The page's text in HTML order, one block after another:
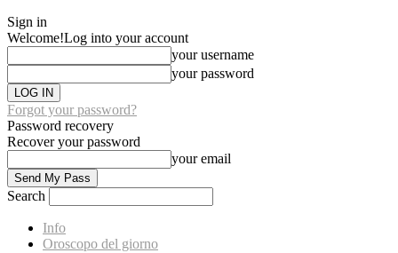
Sign in
Welcome!Log into your account
your username
your password
Forgot your password?
Password recovery
Recover your password
your email
Search
Info
Oroscopo del giorno